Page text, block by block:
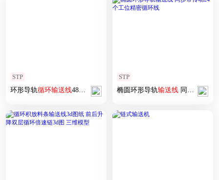
STP
环形导轨循环输送线48工位低间距椭圆环形导轨传送线
STP
椭圆环形导轨输送线同步带传动24个工位精密